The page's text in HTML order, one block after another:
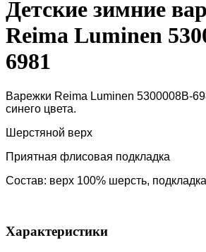
Детские зимние
Reima Luminen
6981
Варежки Reima Luminen 5300008B-
синего цвета.
Шерстяной верх
Приятная флисовая подкладка
Состав: верх 100% шерсть,
Характеристики